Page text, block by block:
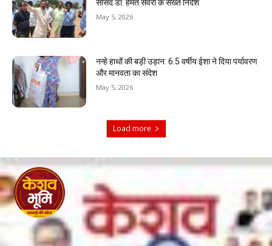
सांसद डॉ. हेमंत सवरा के सख्त निर्देश
May 5, 2026
नन्हे हाथों की बड़ी उड़ान: 6.5 वर्षीय ईशा ने दिया पर्यावरण
और मानवता का संदेश
May 5, 2026
Load more